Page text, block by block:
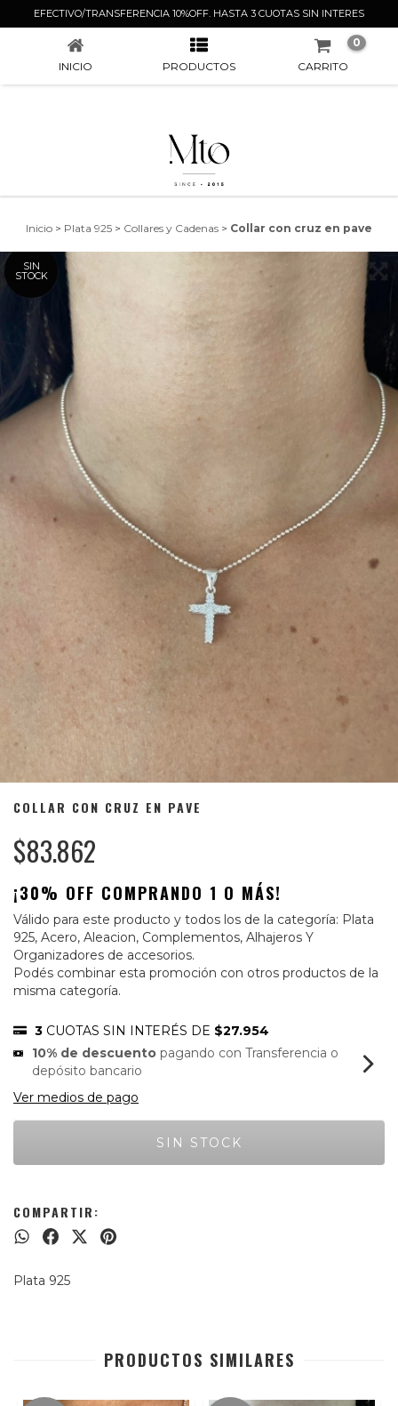
EFECTIVO/TRANSFERENCIA 10%OFF. HASTA 3 CUOTAS SIN INTERES
COLLAR CON CRUZ EN PAVE
INICIO PRODUCTOS CARRITO
0
Inicio > Plata 925 > Collares y Cadenas > Collar con cruz en pave
SIN
STOCK
COLLAR CON CRUZ EN PAVE
$83.862
¡30% OFF COMPRANDO 1 O MÁS!
Válido para este producto y todos los de la categoría: Plata
925, Acero, Aleacion, Complementos, Alhajeros Y
Organizadores de accesorios.
Podés combinar esta promoción con otros productos de la
misma categoría.
3 CUOTAS SIN INTERÉS DE $27.954
10% de descuento pagando con Transferencia o
depósito bancario
Ver medios de pago
COMPARTIR:
Plata 925
PRODUCTOS SIMILARES